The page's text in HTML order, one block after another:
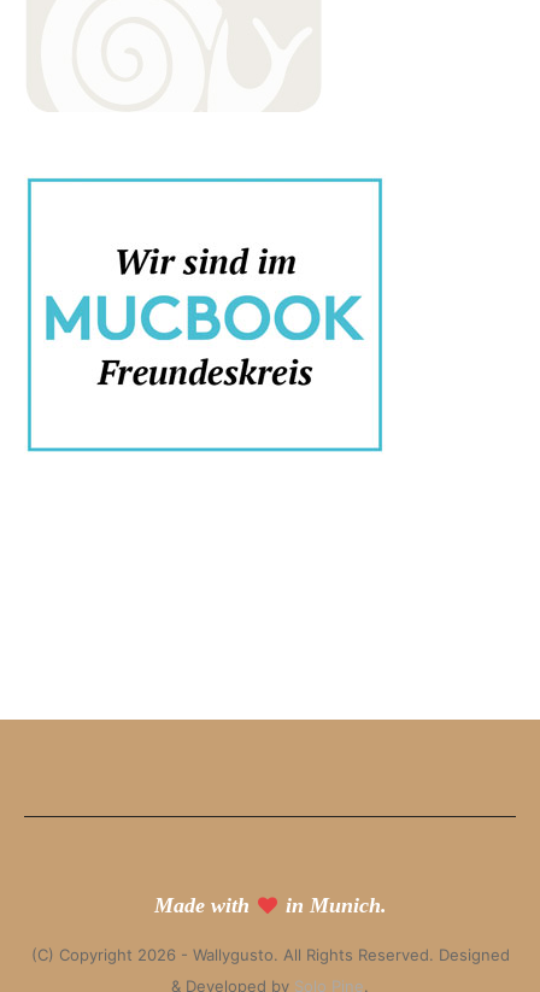
Made with in Munich.
(C) Copyright 2026 - Wallygusto. All Rights Reserved. Designed
& Developed by Solo Pine.